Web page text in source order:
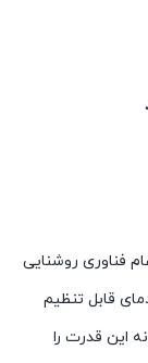
اتاق ناهارخوری در سال 2024 با ادغام فناوری روشنایی
قابل تنظیم
این قدرت را